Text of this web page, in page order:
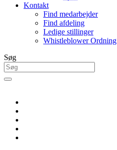
Kontakt
Find medarbejder
Find afdeling
Ledige stillinger
Whistleblower Ordning
Søg